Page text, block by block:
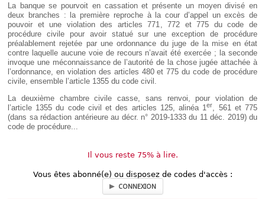
La banque se pourvoit en cassation et présente un moyen divisé en
deux branches : la première reproche à la cour d’appel un excès de
pouvoir et une violation des articles 771, 772 et 775 du code de
procédure civile pour avoir statué sur une exception de procédure
préalablement rejetée par une ordonnance du juge de la mise en état
contre laquelle aucune voie de recours n’avait été exercée ; la seconde
invoque une méconnaissance de l’autorité de la chose jugée attachée à
l’ordonnance, en violation des articles 480 et 775 du code de procédure
civile, ensemble l’article 1355 du code civil.
La deuxième chambre civile casse, sans renvoi, pour violation de
l’article 1355 du code civil et des articles 125, alinéa 1er
, 561 et 775
(dans sa rédaction antérieure au décr. n° 2019-1333 du 11 déc. 2019) du
code de procédure...
Il vous reste 75% à lire.
Vous êtes abonné(e) ou disposez de codes d'accès :
CONNEXION